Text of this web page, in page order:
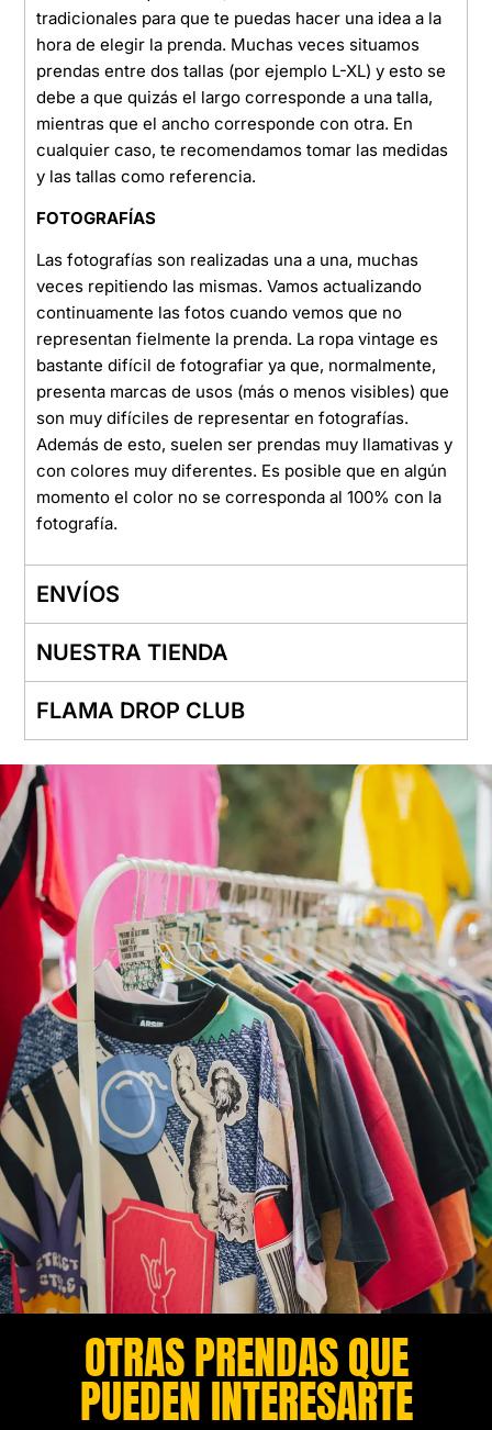
tradicionales para que te puedas hacer una idea a la
hora de elegir la prenda. Muchas veces situamos
prendas entre dos tallas (por ejemplo L-XL) y esto se
debe a que quizás el largo corresponde a una talla,
mientras que el ancho corresponde con otra. En
cualquier caso, te recomendamos tomar las medidas
y las tallas como referencia.
FOTOGRAFÍAS
Las fotografías son realizadas una a una, muchas
veces repitiendo las mismas. Vamos actualizando
continuamente las fotos cuando vemos que no
representan fielmente la prenda. La ropa vintage es
bastante difícil de fotografiar ya que, normalmente,
presenta marcas de usos (más o menos visibles) que
son muy difíciles de representar en fotografías.
Además de esto, suelen ser prendas muy llamativas y
con colores muy diferentes. Es posible que en algún
momento el color no se corresponda al 100% con la
fotografía.
ENVÍOS
NUESTRA TIENDA
FLAMA DROP CLUB
OTRAS PRENDAS QUE
PUEDEN INTERESARTE​